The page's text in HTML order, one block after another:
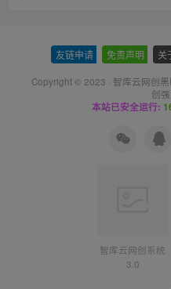
友链申请 免责声明 关
Copyright © 2023 · 智库云网创
创
本站已安全运行:
智库云网创系统
3.0